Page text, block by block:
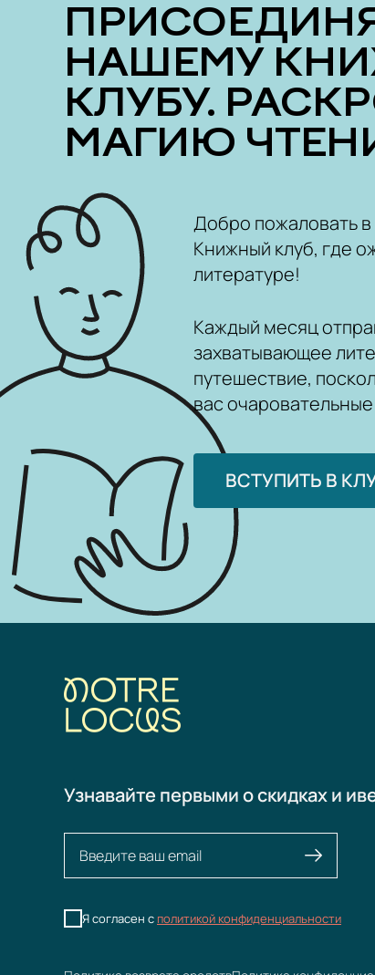
ПРИСОЕДИНЯЙТЕСЬ К
НАШЕМУ
КЛУБУ.
МАГИЮ
Добро пожаловать
Книжный клуб, где
литературе!
Каждый месяц
захватывающее
путешествие,
вас очаровательные
ВСТУПИТЬ В
Узнавайте первыми о скидках и
Я согласен с политикой конфиденциальности